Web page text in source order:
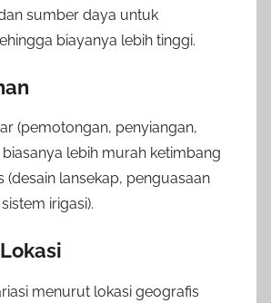
sumber daya untuk
biayanya lebih tinggi.
(pemotongan, penyiangan,
lebih murah ketimbang
(desain lansekap, penguasaan
irigasi).
menurut lokasi geografis